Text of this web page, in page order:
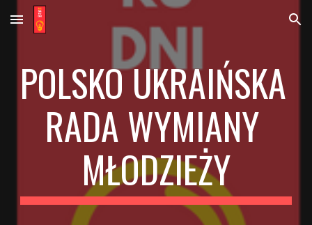
Skip to main content Skip to navigation
POLSKO UKRAIŃSKA
RADA WYMIANY
MŁODZIEŻY